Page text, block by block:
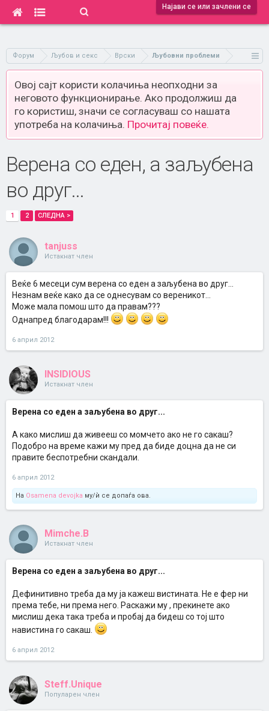
Најави се или зачлени се
Форум Љубов и секс Врски Љубовни проблеми
Овој сајт користи колачиња неопходни за
неговото функционирање. Ако продолжиш да
го користиш, значи се согласуваш со нашата
употреба на колачиња. Прочитај повеќе.
Верена со еден, а заљубена
во друг...
1 2 СЛЕДНА >
tanjuss
Истакнат член
Веќе 6 месеци сум верена со еден а заљубена во друг...
Незнам веќе како да се однесувам со вереникот...
Може мала помош што да правам???
Однапред благодарам!!!
6 април 2012
INSIDIOUS
Истакнат член
Верена со еден а заљубена во друг...
А како мислиш да живееш со момчето ако не го сакаш?
Подобро на време кажи му пред да биде доцна да не си
правите беспотребни скандали.
6 април 2012
На Osamena devojka му/ѝ се допаѓа ова.
Mimche.B
Истакнат член
Верена со еден а заљубена во друг...
Дефинитивно треба да му ја кажеш вистината. Не е фер ни
према тебе, ни према него. Раскажи му , прекинете ако
мислиш дека така треба и пробај да бидеш со тој што
навистина го сакаш.
6 април 2012
Steff.Unique
Популарен член